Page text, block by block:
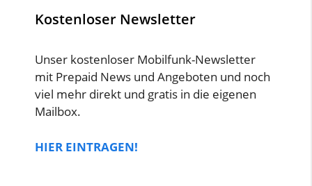
Kostenloser Newsletter
Unser kostenloser Mobilfunk-Newsletter
mit Prepaid News und Angeboten und noch
viel mehr direkt und gratis in die eigenen
Mailbox.
HIER EINTRAGEN!